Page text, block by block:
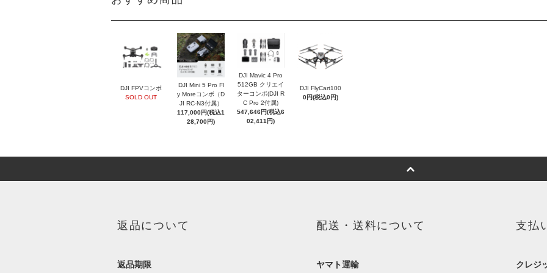
DJI FPVコンボ
SOLD OUT
DJI Mini 5 Pro Fl
y Moreコンボ（D
JI RC-N3付属）
117,000円(税込1
28,700円)
DJI Mavic 4 Pro
512GB クリエイ
ターコンボ(DJI R
C Pro 2付属)
547,646円(税込6
02,411円)
DJI FlyCart100
0円(税込0円)
返品について
返品期限
配送・送料について
ヤマト運輸
支払
クレジ